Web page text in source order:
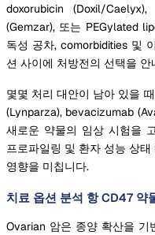
doxorubicin (Doxil/
(Gemzar), 또는 PEGylated
독성 공차, comorbidities 및
션 사이에 처방전의 선택을 안
몇몇 처리 대안이 남아 있을
(Lynparza), bevacizumab
새로운 약물의 임상 시험을
프로파일링 및 환자 성능 상
영향을 미칩니다.
치료 옵션 분석 항 CD47 약
Ovarian 암은 종양 확산을 기